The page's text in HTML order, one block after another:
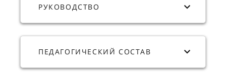
РУКОВОДСТВО
ПЕДАГОГИЧЕСКИЙ СОСТАВ